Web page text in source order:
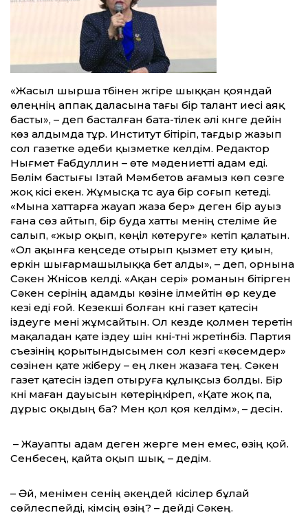
«Жасыл шырша түбінен жүгіре шыққан қояндай
өлеңнің аппақ даласына тағы бір талант иесі аяқ
басты», – деп басталған бата-тілек әлі күнге дейін
көз алдымда тұр. Институт бітіріп, тағдыр жазып
сол газетке әдеби қызметке келдім. Редактор
Нығмет Ғабдуллин – өте мәдениетті адам еді.
Бөлім бастығы Ізтай Мәмбетов ағамыз көп сөзге
жоқ кісі екен. Жұмысқа түс ауа бір соғып кетеді.
«Мына хаттарға жауап жаза бер» деген бір ауыз
ғана сөз айтып, бір буда хатты менің үстеліме үйе
салып, «жыр оқып, көңіл көтеруге» кетіп қалатын.
«Ол ақынға кеңседе отырып қызмет ету қиын,
еркін шығармашылыққа бет алды», – деп, орнына
Сәкен Жүнісов келді. «Ақан сері» романын бітірген
Сәкен серінің адамды көзіне ілмейтін өр кеуде
кезі еді ғой. Кезекші болған күні газет қатесін
іздеуге мені жұмсайтын. Ол кезде қолмен теретін
мақаладан қате іздеу үшін күні-түні жүретінбіз. Партия
съезінің қорытындысымен сол кезгі «көсемдер»
сөзінен қате жіберу – ең үлкен жазаға тең. Сәкен
газет қатесін іздеп отыруға құлықсыз болды. Бір
күні маған дауысын көтеріңкіреп, «Қате жоқ па,
дұрыс оқыдың ба? Мен қол қоя келдім», – десін.
– Жауапты адам деген жерге мен емес, өзің қой.
Сенбесең, қайта оқып шық, – дедім.
– Әй, менімен сенің әкеңдей кісілер бұлай
сөйлеспейді, кімсің өзің? – дейді Сәкең.